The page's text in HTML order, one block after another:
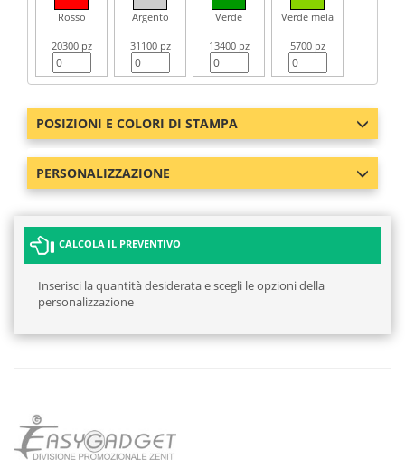
Rosso
20300 pz
Argento
31100 pz
Verde
13400 pz
Verde mela
5700 pz
POSIZIONI E COLORI DI STAMPA
PERSONALIZZAZIONE
CALCOLA IL PREVENTIVO
Inserisci la quantità desiderata e scegli le opzioni della
personalizzazione